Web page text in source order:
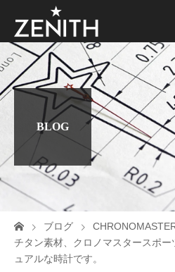
BLOG
ブログ
チタン素材、クロノマスタースポ
ュアルな時計です。